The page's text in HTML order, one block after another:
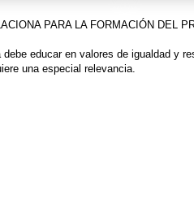
PARA LA FORMACIÓN DEL
educar en valores de igualdad y
una especial relevancia.